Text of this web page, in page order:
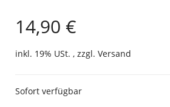
14,90 €
inkl. 19% USt. , zzgl. Versand
Sofort verfügbar